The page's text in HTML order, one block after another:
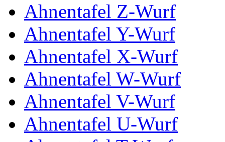
Ahnentafel Z-Wurf
Ahnentafel Y-Wurf
Ahnentafel X-Wurf
Ahnentafel W-Wurf
Ahnentafel V-Wurf
Ahnentafel U-Wurf